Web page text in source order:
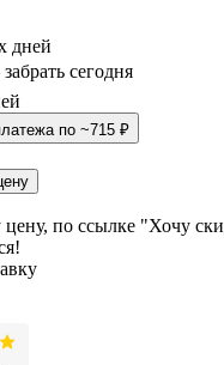
дней
сегодня
по ~715 ₽
по ссылке "Хочу